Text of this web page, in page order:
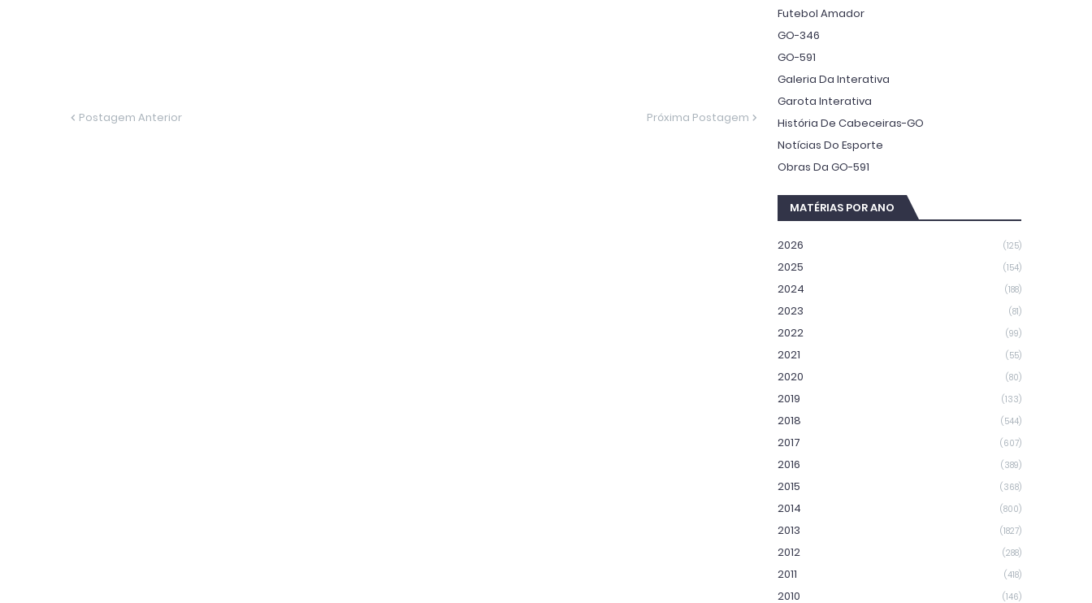
Postagem Anterior Próxima Postagem
Futebol Amador
GO-346
GO-591
Galeria Da Interativa
Garota Interativa
História De Cabeceiras-GO
Notícias Do Esporte
Obras Da GO-591
MATÉRIAS POR ANO
2026 (125)
2025 (154)
2024 (188)
2023 (81)
2022 (99)
2021 (55)
2020 (80)
2019 (133)
2018 (544)
2017 (607)
2016 (389)
2015 (368)
2014 (800)
2013 (1827)
2012 (288)
2011 (418)
2010 (146)